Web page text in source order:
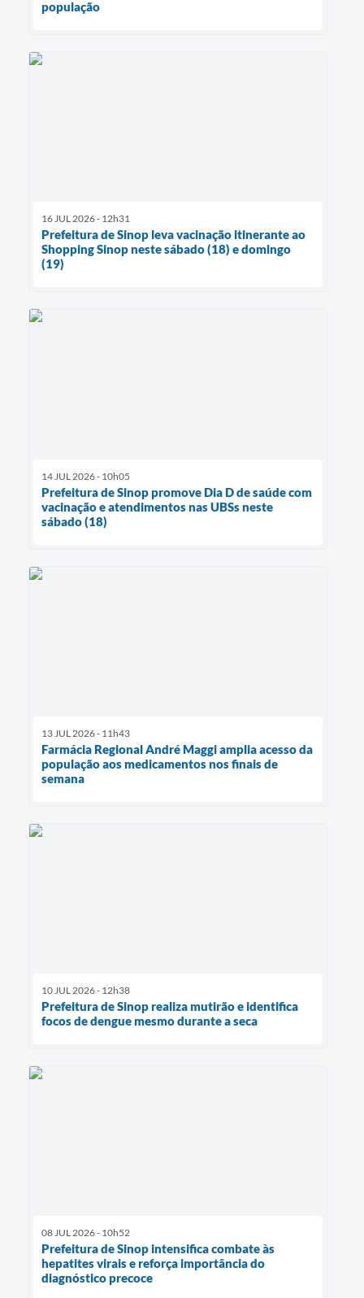
população
16 JUL 2026 - 12h31
Prefeitura de Sinop leva vacinação itinerante ao
Shopping Sinop neste sábado (18) e domingo
(19)
14 JUL 2026 - 10h05
Prefeitura de Sinop promove Dia D de saúde com
vacinação e atendimentos nas UBSs neste
sábado (18)
13 JUL 2026 - 11h43
Farmácia Regional André Maggi amplia acesso da
população aos medicamentos nos finais de
semana
10 JUL 2026 - 12h38
Prefeitura de Sinop realiza mutirão e identifica
focos de dengue mesmo durante a seca
08 JUL 2026 - 10h52
Prefeitura de Sinop intensifica combate às
hepatites virais e reforça importância do
diagnóstico precoce